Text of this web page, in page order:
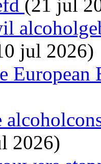
(21 jul
jul 2026)
European
2026)